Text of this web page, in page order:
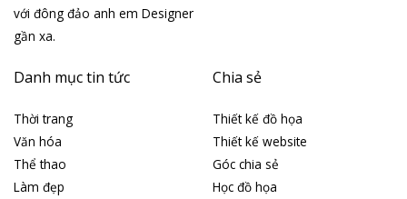
với đông đảo anh em Designer
gần xa.
Danh mục tin tức
Thời trang
Văn hóa
Thể thao
Làm đẹp
Chia sẻ
Thiết kế đồ họa
Thiết kế website
Góc chia sẻ
Học đồ họa